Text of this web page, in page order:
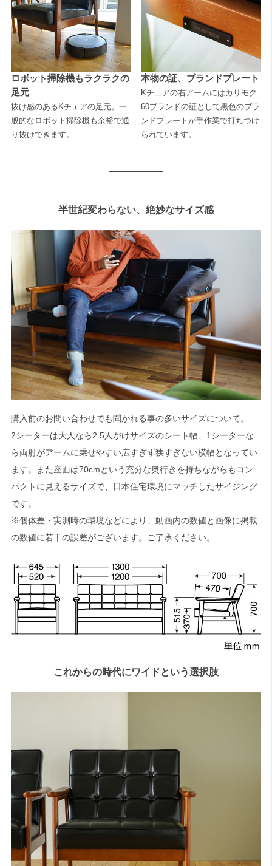
ロボット掃除機もラクラクの
足元
抜け感のあるKチェアの足元。一
般的なロボット掃除機も余裕で通
り抜けできます。
本物の証、ブランドプレート
Kチェアの右アームにはカリモク
60ブランドの証として黒色のブラ
ンドプレートが手作業で打ちつけ
られています。
半世紀変わらない、絶妙なサイズ感
購入前のお問い合わせでも聞かれる事の多いサイズについて。
2シーターは大人なら2.5人がけサイズのシート幅、1シーターな
ら両肘がアームに乗せやすい広すぎず狭すぎない横幅となってい
ます。また座面は70cmという充分な奥行きを持ちながらもコン
パクトに見えるサイズで、日本住宅環境にマッチしたサイジング
です。
※個体差・実測時の環境などにより、動画内の数値と画像に掲載
の数値に若干の誤差がございます。ご了承ください。
これからの時代にワイドという選択肢